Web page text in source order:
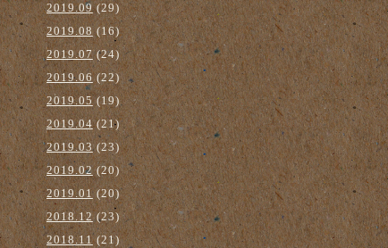
2019.09(29)
2019.08 (16)
2019.07 (24)
2019.06(22)
2019.05(19)
2019.04(21)
2019.03(23)
2019.02 (20)
2019.01(20)
2018.12 (23)
2018.11(21)